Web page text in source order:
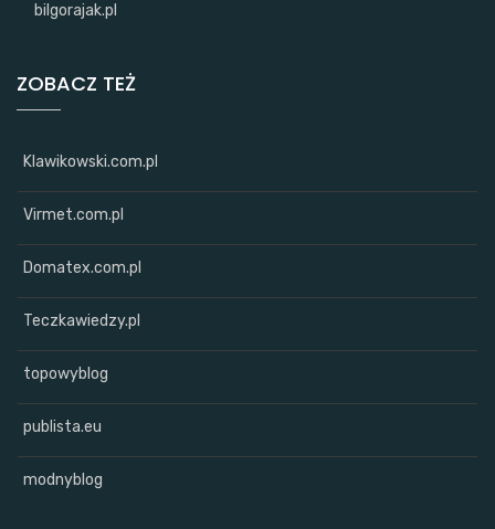
bilgorajak.pl
ZOBACZ TEŻ
Klawikowski.com.pl
Virmet.com.pl
Domatex.com.pl
Teczkawiedzy.pl
topowyblog
publista.eu
modnyblog